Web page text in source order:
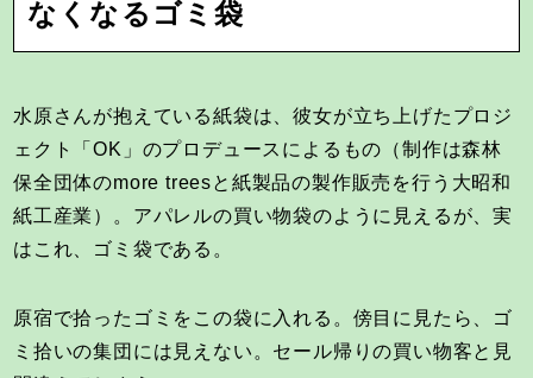
なくなるゴミ袋
水原さんが抱えている紙袋は、彼女が立ち上げたプロジ
ェクト「OK」のプロデュースによるもの（制作は森林
保全団体のmore treesと紙製品の製作販売を行う大昭和
紙工産業）。アパレルの買い物袋のように見えるが、実
はこれ、ゴミ袋である。
原宿で拾ったゴミをこの袋に入れる。傍目に見たら、ゴ
ミ拾いの集団には見えない。セール帰りの買い物客と見